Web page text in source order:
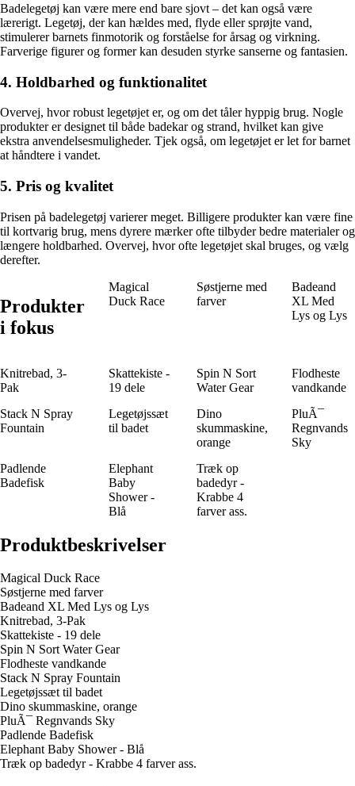
Badelegetøj kan være mere end bare sjovt – det kan også være
lærerigt. Legetøj, der kan hældes med, flyde eller sprøjte vand,
stimulerer barnets finmotorik og forståelse for årsag og virkning.
Farverige figurer og former kan desuden styrke sanserne og fantasien.
4. Holdbarhed og funktionalitet
Overvej, hvor robust legetøjet er, og om det tåler hyppig brug. Nogle
produkter er designet til både badekar og strand, hvilket kan give
ekstra anvendelsesmuligheder. Tjek også, om legetøjet er let for barnet
at håndtere i vandet.
5. Pris og kvalitet
Prisen på badelegetøj varierer meget. Billigere produkter kan være fine
til kortvarig brug, mens dyrere mærker ofte tilbyder bedre materialer og
længere holdbarhed. Overvej, hvor ofte legetøjet skal bruges, og vælg
derefter.
Produkter
i fokus
Magical
Duck Race
Søstjerne med
farver
Badeand
XL Med
Lys og Lys
Knitrebad, 3-
Pak
Skattekiste -
19 dele
Spin N Sort
Water Gear
Flodheste
vandkande
Stack N Spray
Fountain
Legetøjssæt
til badet
Dino
skummaskine,
orange
PluÃ¯
Regnvands
Sky
Padlende
Badefisk
Elephant
Baby
Shower -
Blå
Træk op
badedyr -
Krabbe 4
farver ass.
Produktbeskrivelser
Magical Duck Race
Søstjerne med farver
Badeand XL Med Lys og Lys
Knitrebad, 3-Pak
Skattekiste - 19 dele
Spin N Sort Water Gear
Flodheste vandkande
Stack N Spray Fountain
Legetøjssæt til badet
Dino skummaskine, orange
PluÃ¯ Regnvands Sky
Padlende Badefisk
Elephant Baby Shower - Blå
Træk op badedyr - Krabbe 4 farver ass.